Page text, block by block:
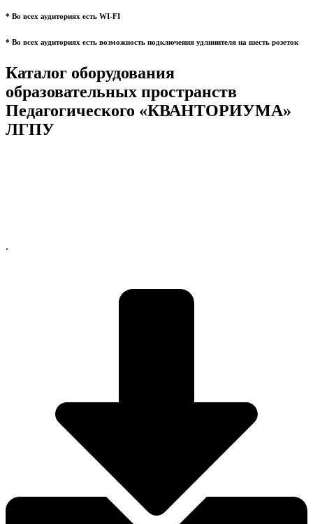
* Во всех аудиториях есть WI-FI
* Во всех аудиториях есть возможность подключения удлинителя на шесть розеток
Каталог оборудования
образовательных пространств
Педагогического «КВАНТОРИУМА»
ЛГПУ
.